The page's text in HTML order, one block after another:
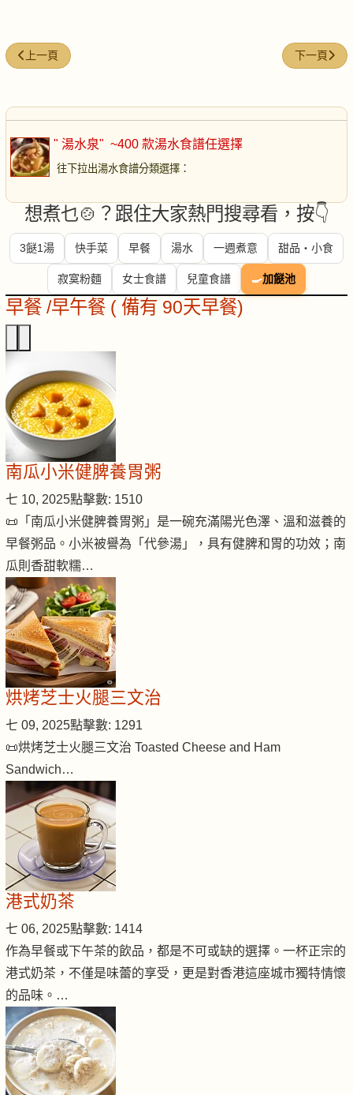
上一篇文章: 「金銀蛋」芥菜蕃薯排骨湯
上一頁 下一篇文章
下一頁
" 湯水泉" ~400 款湯水食譜任選擇
往下拉出湯水食譜分類選擇 ：
想煮乜🍲？跟住大家熱門搜尋看，按👇
3餸1湯 快手菜 早餐 湯水 一週煮意 甜品・小食
寂寞粉麵 女士食譜 兒童食譜 🍳加餸池
早餐 /早午餐 ( 備有 90天早餐)
南瓜小米健脾養胃粥
七 10, 2025點擊數: 1510
📜「南瓜小米健脾養胃粥」是一碗充滿陽光色澤、溫和滋養的
早餐粥品。小米被譽為「代參湯」，具有健脾和胃的功效；南
瓜則香甜軟糯…
烘烤芝士火腿三文治
七 09, 2025點擊數: 1291
📜烘烤芝士火腿三文治 Toasted Cheese and Ham
Sandwich…
港式奶茶
七 06, 2025點擊數: 1414
作為早餐或下午茶的飲品，都是不可或缺的選擇。一杯正宗的
港式奶茶，不僅是味蕾的享受，更是對香港這座城市獨特情懷
的品味。…